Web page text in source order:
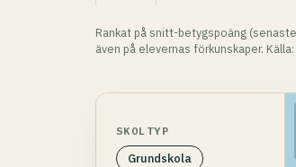
Rankat på snitt-betygspoäng
även på elevernas förkunskaper.
SKOLTYP
Grundskola